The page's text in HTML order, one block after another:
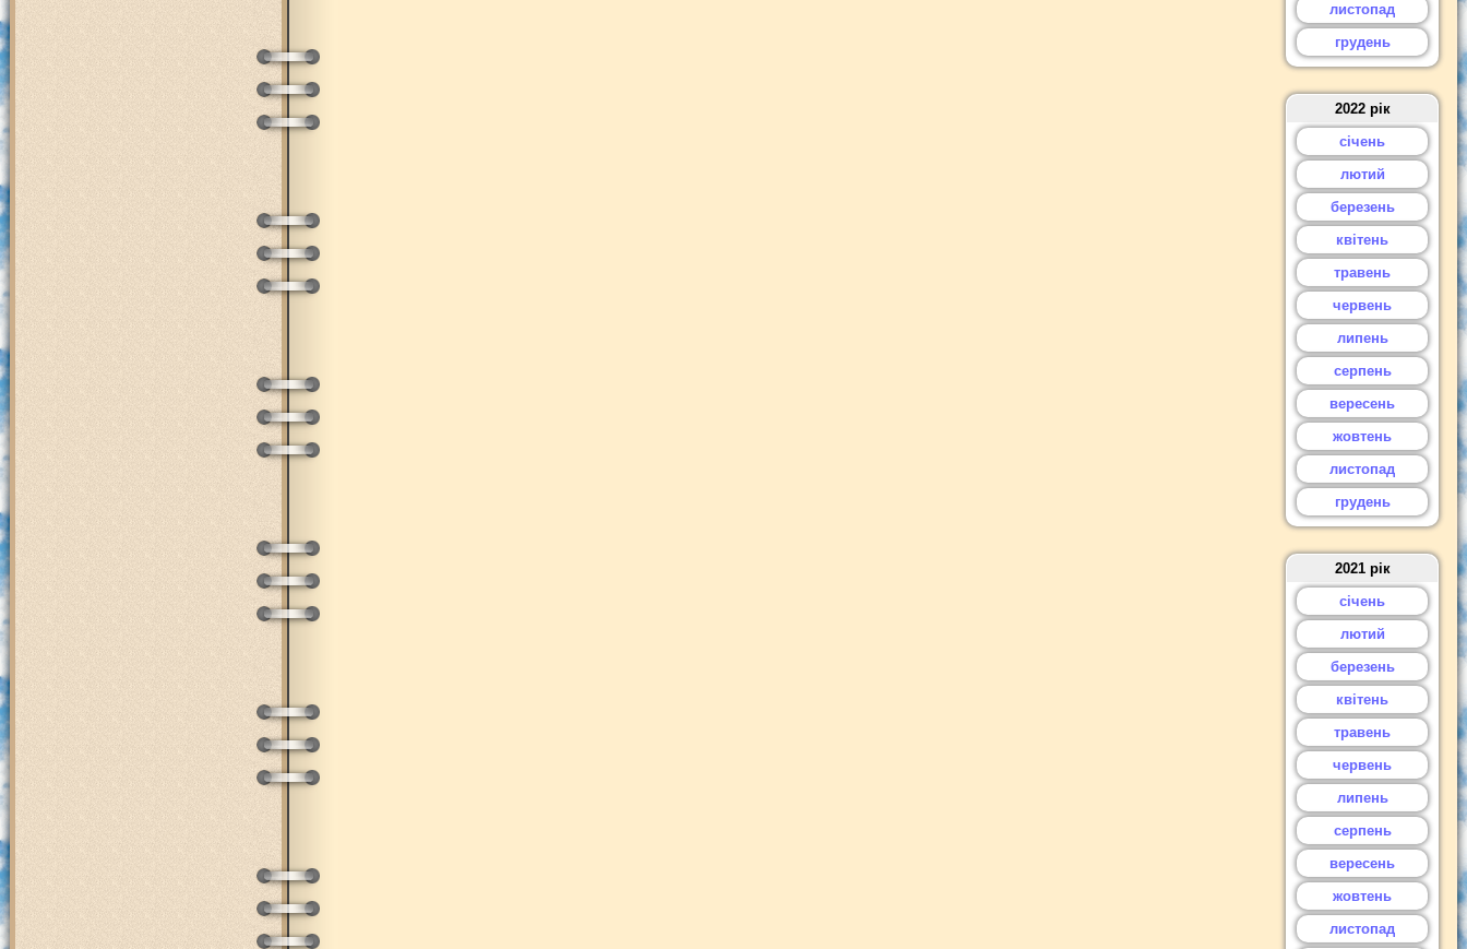
листопад
грудень
2022 рік
січень
лютий
березень
квітень
травень
червень
липень
серпень
вересень
жовтень
листопад
грудень
2021 рік
січень
лютий
березень
квітень
травень
червень
липень
серпень
вересень
жовтень
листопад